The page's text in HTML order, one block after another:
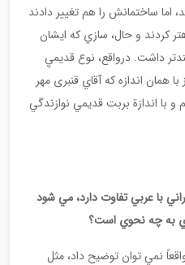
اما ساختمانش را هم تغيير دادند
كردند و حال، سازي كه ايشان
داشت. درواقع، نوع قديميِ
همان اندازه كه آقاي قنبری مهر
و با اندازة بربت قديمي نوازندگي
با عربي تفاوت دارد، مي شود
به چه نحوي است؟
نمي توان توضيح داد، مثل